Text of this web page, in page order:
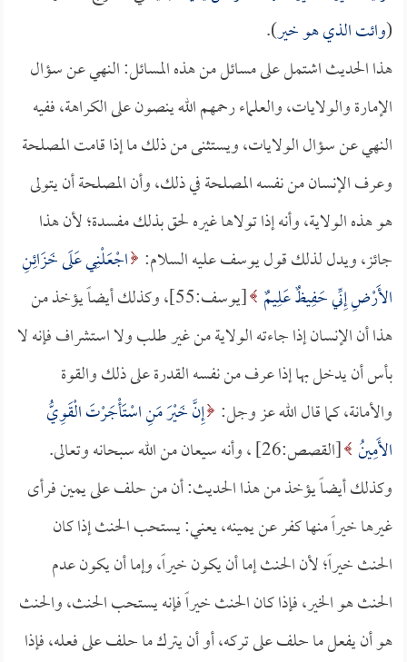
(وائت الذي هو خير).
هذا الحديث اشتمل على مسائل من هذه المسائل: النهي عن سؤال
الإمارة والولايات، والعلماء رحمهم الله ينصون على الكراهة، ففيه
النهي عن سؤال الولايات، ويستثنى من ذلك ما إذا قامت المصلحة
وعرف الإنسان من نفسه المصلحة في ذلك، وأن المصلحة أن يتولى
هو هذه الولاية، وأنه إذا تولاها غيره لحق بذلك مفسدة؛ لأن هذا
جائز، ويدل لذلك قول يوسف عليه السلام: اجْعَلْنِي عَلَى خَزَائِنِ
الأَرْضِ إِنِّي حَفِيظٌ عَلِيمٌ
[يوسف:55]، وكذلك أيضاً يؤخذ من
هذا أن الإنسان إذا جاءته الولاية من غير طلب ولا استشراف فإنه لا
بأس أن يدخل بها إذا عرف من نفسه القدرة على ذلك والقوة
والأمانة، كما قال الله عز وجل: إِنَّ خَيْرَ مَنِ اسْتَأْجَرْتَ الْقَوِيُّ
الأَمِينُ [القصص:26] ، وأنه سيعان من الله سبحانه وتعالى.
وكذلك أيضاً يؤخذ من هذا الحديث: أن من حلف على يمين فرأى
غيرها خيراً منها كفر عن يمينه، يعني: يستحب الحنث إذا كان
الحنث خيراً؛ لأن الحنث إما أن يكون خيراً، وإما أن يكون عدم
الحنث هو الخير، فإذا كان الحنث خيراً فإنه يستحب الحنث، والحنث
هو أن يفعل ما حلف على تركه، أو أن يترك ما حلف على فعله، فإذا